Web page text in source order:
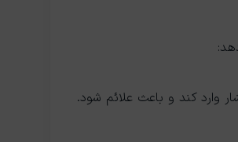
وارد کند و باعث علائم شود.